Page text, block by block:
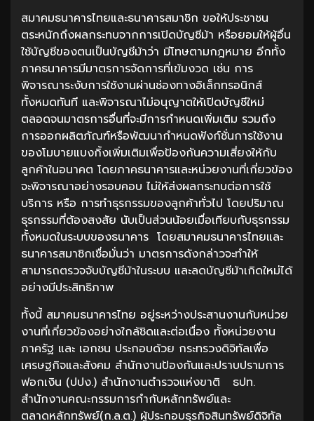
สมาคมธนาคารไทยและธนาคารสมาชิก ขอให้ประชาชน
ตระหนักถึงผลกระทบจากการเปิดบัญชีม้า หรือยอมให้ผู้อื่น
ใช้บัญชีของตนเป็นบัญชีม้าว่า มีโทษตามกฎหมาย อีกทั้ง
ภาคธนาคารมีมาตรการจัดการที่เข้มงวด เช่น การ
พิจารณาระงับการใช้งานผ่านช่องทางอิเล็กทรอนิกส์
ทั้งหมดทันที และพิจารณาไม่อนุญาตให้เปิดบัญชีใหม่
ตลอดจนมาตรการอื่นที่จะมีการกำหนดเพิ่มเติม รวมถึง
การออกผลิตภัณฑ์หรือพัฒนากำหนดฟังก์ชั่นการใช้งาน
ของโมบายแบงกิ้งเพิ่มเติมเพื่อป้องกันความเสี่ยงให้กับ
ลูกค้าในอนาคต โดยภาคธนาคารและหน่วยงานที่เกี่ยวข้อง
จะพิจารณาอย่างรอบคอบ ไม่ให้ส่งผลกระทบต่อการใช้
บริการ หรือ การทำธุรกรรมของลูกค้าทั่วไป โดยปริมาณ
ธุรกรรมที่ต้องสงสัย นับเป็นส่วนน้อยเมื่อเทียบกับธุรกรรม
ทั้งหมดในระบบของธนาคาร โดยสมาคมธนาคารไทยและ
ธนาคารสมาชิกเชื่อมั่นว่า มาตรการดังกล่าวจะทำให้
สามารถตรวจจับบัญชีม้าในระบบ และลดบัญชีม้าเกิดใหม่ได้
อย่างมีประสิทธิภาพ
ทั้งนี้ สมาคมธนาคารไทย อยู่ระหว่างประสานงานกับหน่วย
งานที่เกี่ยวข้องอย่างใกล้ชิดและต่อเนื่อง ทั้งหน่วยงาน
ภาครัฐ และ เอกชน ประกอบด้วย กระทรวงดิจิทัลเพื่อ
เศรษฐกิจและสังคม สำนักงานป้องกันและปราบปรามการ
ฟอกเงิน (ปปง.) สำนักงานตำรวจแห่งขาติ ธปท.
สำนักงานคณะกรรมการกำกับหลักทรัพย์และ
ตลาดหลักทรัพย์(ก.ล.ต.) ผู้ประกอบธุรกิจสินทรัพย์ดิจิทัล